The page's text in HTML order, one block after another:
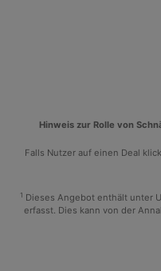
Hinweis zur Rolle von
Falls Nutzer auf einen Deal
1 Dieses Angebot enthält unter
erfasst. Dies kann von der